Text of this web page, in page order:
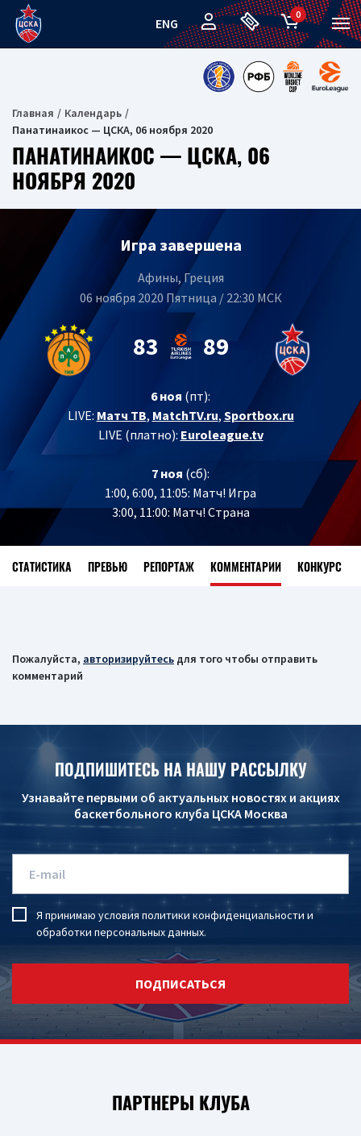
ENG
0
Главная
Календарь
Панатинаикос — ЦСКА, 06 ноября 2020
ПАНАТИНАИКОС — ЦСКА, 06
НОЯБРЯ 2020
Игра завершена
Афины, Греция
06 ноября 2020 Пятница / 22:30 МСК
83 89
6 ноя (пт):
LIVE: Матч ТВ, MatchTV.ru, Sportbox.ru
LIVE (платно): Euroleague.tv
7 ноя (сб):
1:00, 6:00, 11:05: Матч! Игра
3:00, 11:00: Матч! Страна
СТАТИСТИКА ПРЕВЬЮ РЕПОРТАЖ КОММЕНТАРИИ КОНКУРС
Пожалуйста, авторизируйтесь для того чтобы отправить
комментарий
ПОДПИШИТЕСЬ НА НАШУ РАССЫЛКУ
Узнавайте первыми об актуальных новостях и акциях
баскетбольного клуба ЦСКА Москва
Я принимаю условия политики конфиденциальности и
обработки персональных данных.
ПОДПИСАТЬСЯ
ПАРТНЕРЫ КЛУБА